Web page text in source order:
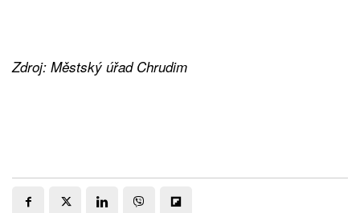
Zdroj: Městský úřad Chrudim